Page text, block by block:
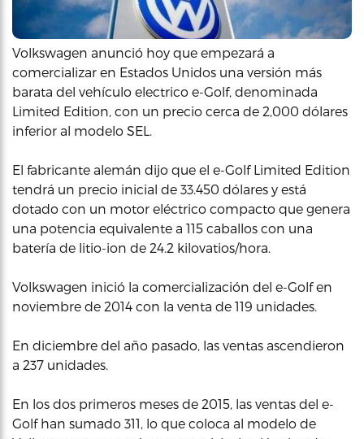
Volkswagen anunció hoy que empezará a
comercializar en Estados Unidos una versión más
barata del vehículo electrico e-Golf, denominada
Limited Edition, con un precio cerca de 2,000 dólares
inferior al modelo SEL.
El fabricante alemán dijo que el e-Golf Limited Edition
tendrá un precio inicial de 33.450 dólares y está
dotado con un motor eléctrico compacto que genera
una potencia equivalente a 115 caballos con una
batería de litio-ion de 24.2 kilovatios/hora.
Volkswagen inició la comercialización del e-Golf en
noviembre de 2014 con la venta de 119 unidades.
En diciembre del año pasado, las ventas ascendieron
a 237 unidades.
En los dos primeros meses de 2015, las ventas del e-
Golf han sumado 311, lo que coloca al modelo de